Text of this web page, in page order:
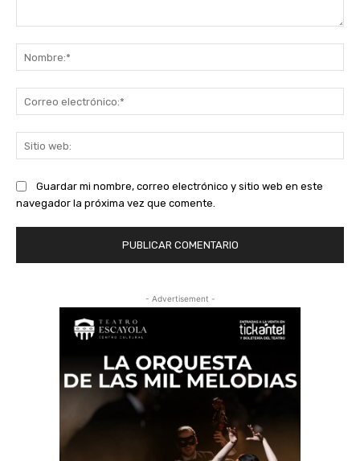
Guardar mi nombre, correo electrónico y sitio web en este
navegador la próxima vez que comente.
- Advertisement -